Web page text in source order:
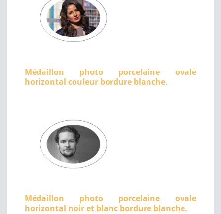
Médaillon photo porcelaine ovale
horizontal couleur bordure blanche.
Médaillon photo porcelaine ovale
horizontal noir et blanc bordure blanche.